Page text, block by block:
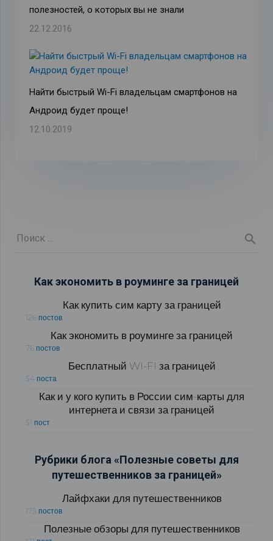
полезностей, о которых вы не знали
22.12.2016
Найти быстрый Wi-Fi владельцам смартфонов на
Андроид будет проще!
12.10.2019
Как экономить в роуминге за границей
Как купить сим карту за границей
126 постов
Как экономить в роуминге за границей
76 постов
Бесплатный WI-FI за границей
54 поста
Как и у кого купить в России сим-карты для
интернета и связи за границей
51 пост
Рубрики блога «Полезные советы для
путешественников за границей»
Лайфхаки для путешественников
175 постов
Полезные обзоры для путешественников